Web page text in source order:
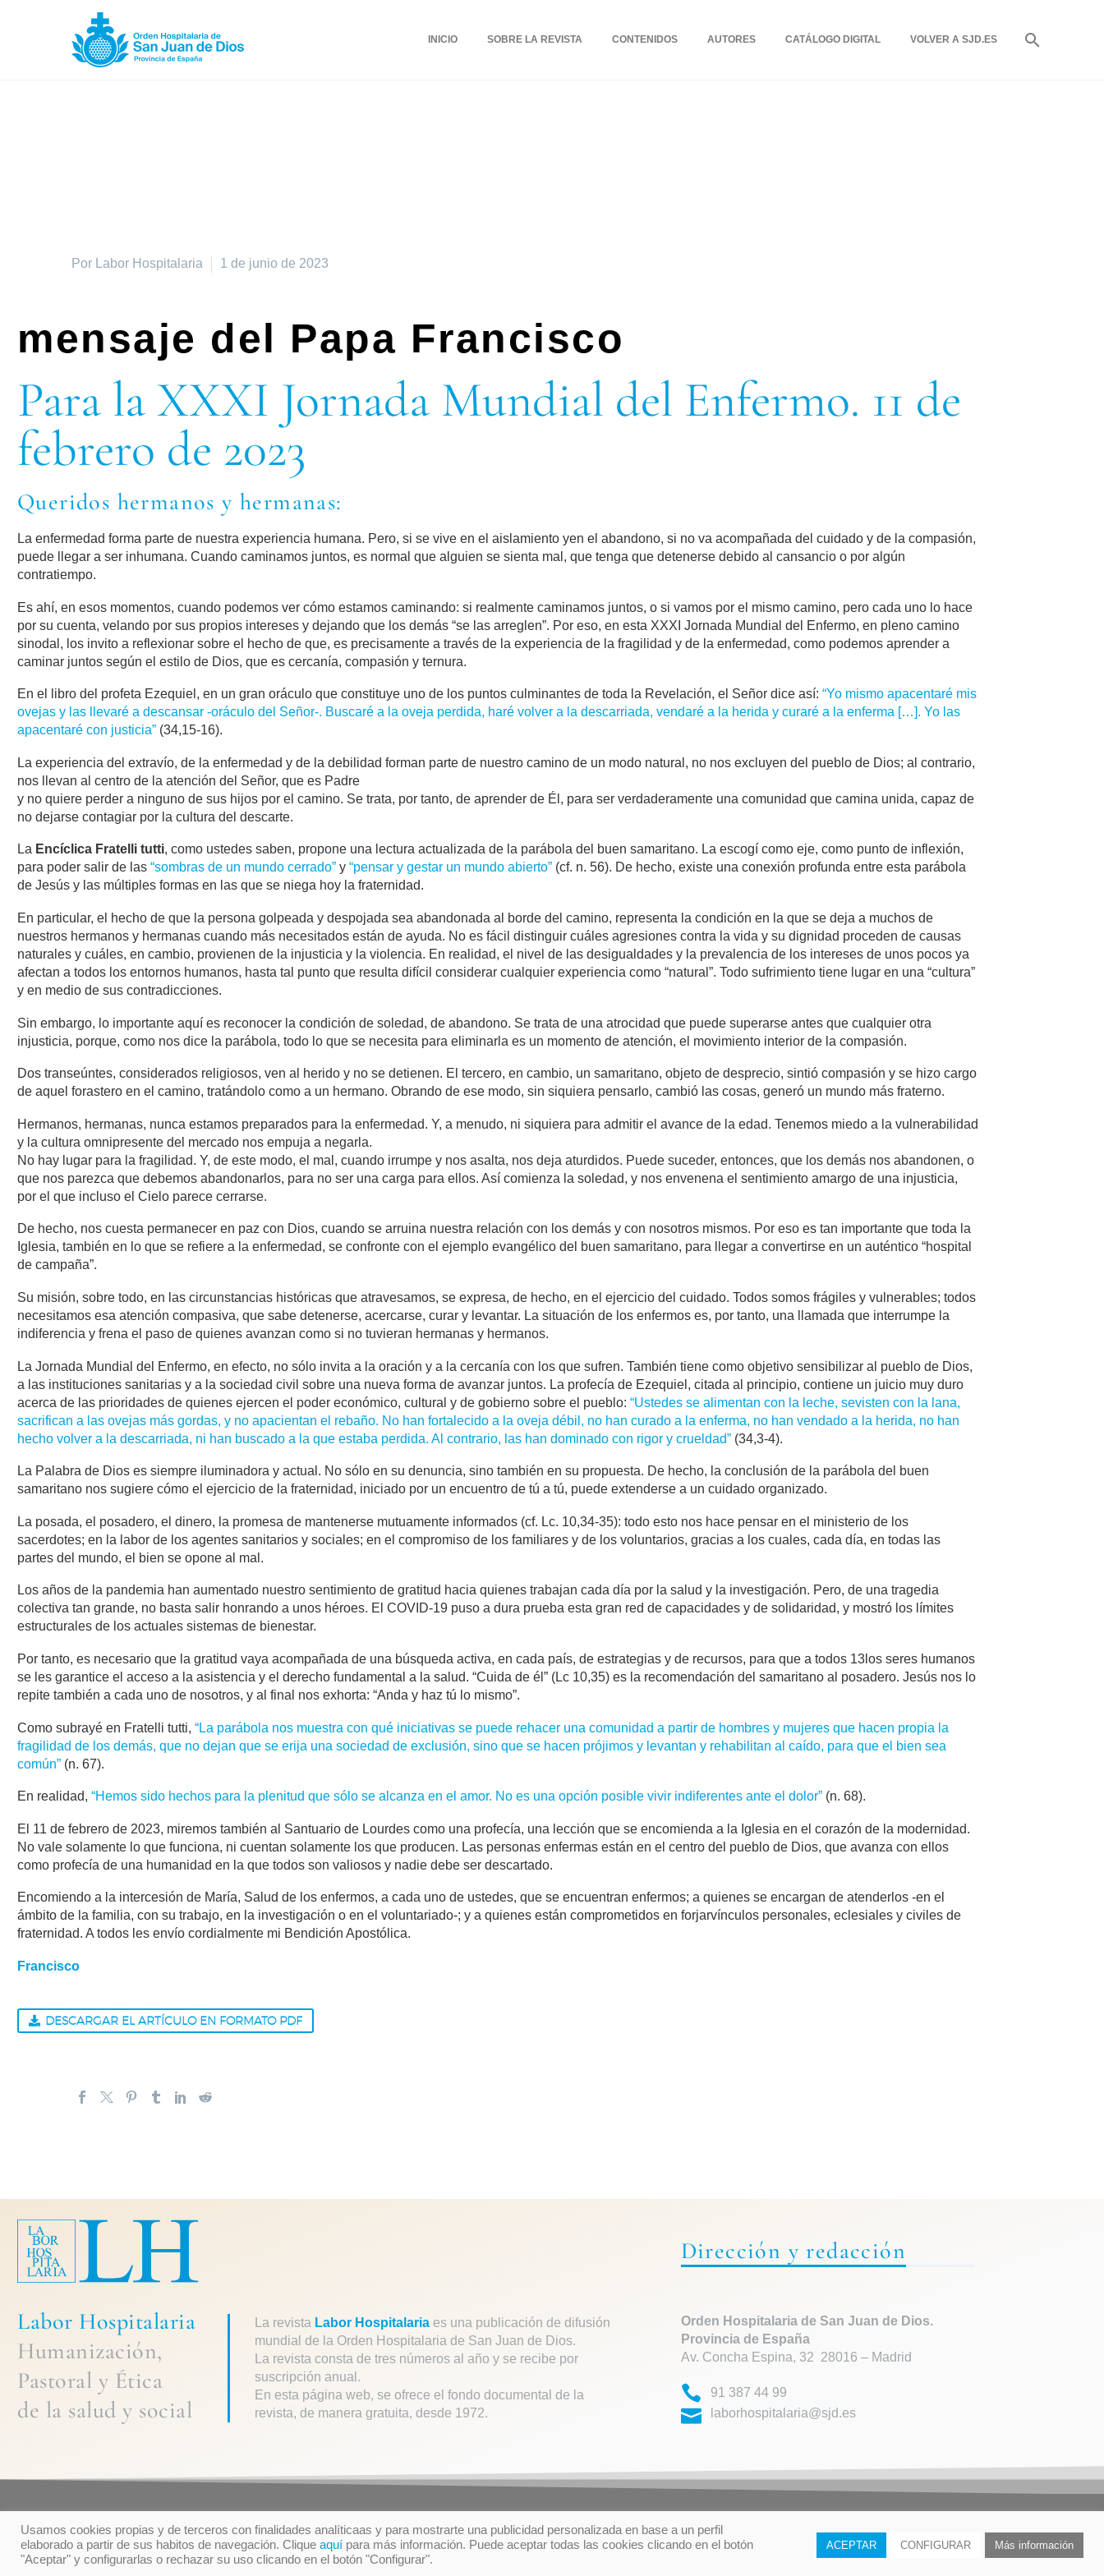
INICIO SOBRE LA REVISTA CONTENIDOS AUTORES CATÁLOGO DIGITAL VOLVER A SJD.ES
Por Labor Hospitalaria 1 de junio de 2023
mensaje del Papa Francisco
Para la XXXI Jornada Mundial del Enfermo. 11 de
febrero de 2023
Queridos hermanos y hermanas:
La enfermedad forma parte de nuestra experiencia humana. Pero, si se vive en el aislamiento yen el abandono, si no va acompañada del cuidado y de la compasión,
puede llegar a ser inhumana. Cuando caminamos juntos, es normal que alguien se sienta mal, que tenga que detenerse debido al cansancio o por algún
contratiempo.
Es ahí, en esos momentos, cuando podemos ver cómo estamos caminando: si realmente caminamos juntos, o si vamos por el mismo camino, pero cada uno lo hace
por su cuenta, velando por sus propios intereses y dejando que los demás “se las arreglen”. Por eso, en esta XXXI Jornada Mundial del Enfermo, en pleno camino
sinodal, los invito a reflexionar sobre el hecho de que, es precisamente a través de la experiencia de la fragilidad y de la enfermedad, como podemos aprender a
caminar juntos según el estilo de Dios, que es cercanía, compasión y ternura.
En el libro del profeta Ezequiel, en un gran oráculo que constituye uno de los puntos culminantes de toda la Revelación, el Señor dice así: “Yo mismo apacentaré mis
ovejas y las llevaré a descansar -oráculo del Señor-. Buscaré a la oveja perdida, haré volver a la descarriada, vendaré a la herida y curaré a la enferma […]. Yo las
apacentaré con justicia” (34,15-16).
La experiencia del extravío, de la enfermedad y de la debilidad forman parte de nuestro camino de un modo natural, no nos excluyen del pueblo de Dios; al contrario,
nos llevan al centro de la atención del Señor, que es Padre
y no quiere perder a ninguno de sus hijos por el camino. Se trata, por tanto, de aprender de Él, para ser verdaderamente una comunidad que camina unida, capaz de
no dejarse contagiar por la cultura del descarte.
La Encíclica Fratelli tutti, como ustedes saben, propone una lectura actualizada de la parábola del buen samaritano. La escogí como eje, como punto de inflexión,
para poder salir de las “sombras de un mundo cerrado” y “pensar y gestar un mundo abierto” (cf. n. 56). De hecho, existe una conexión profunda entre esta parábola
de Jesús y las múltiples formas en las que se niega hoy la fraternidad.
En particular, el hecho de que la persona golpeada y despojada sea abandonada al borde del camino, representa la condición en la que se deja a muchos de
nuestros hermanos y hermanas cuando más necesitados están de ayuda. No es fácil distinguir cuáles agresiones contra la vida y su dignidad proceden de causas
naturales y cuáles, en cambio, provienen de la injusticia y la violencia. En realidad, el nivel de las desigualdades y la prevalencia de los intereses de unos pocos ya
afectan a todos los entornos humanos, hasta tal punto que resulta difícil considerar cualquier experiencia como “natural”. Todo sufrimiento tiene lugar en una “cultura”
y en medio de sus contradicciones.
Sin embargo, lo importante aquí es reconocer la condición de soledad, de abandono. Se trata de una atrocidad que puede superarse antes que cualquier otra
injusticia, porque, como nos dice la parábola, todo lo que se necesita para eliminarla es un momento de atención, el movimiento interior de la compasión.
Dos transeúntes, considerados religiosos, ven al herido y no se detienen. El tercero, en cambio, un samaritano, objeto de desprecio, sintió compasión y se hizo cargo
de aquel forastero en el camino, tratándolo como a un hermano. Obrando de ese modo, sin siquiera pensarlo, cambió las cosas, generó un mundo más fraterno.
Hermanos, hermanas, nunca estamos preparados para la enfermedad. Y, a menudo, ni siquiera para admitir el avance de la edad. Tenemos miedo a la vulnerabilidad
y la cultura omnipresente del mercado nos empuja a negarla.
No hay lugar para la fragilidad. Y, de este modo, el mal, cuando irrumpe y nos asalta, nos deja aturdidos. Puede suceder, entonces, que los demás nos abandonen, o
que nos parezca que debemos abandonarlos, para no ser una carga para ellos. Así comienza la soledad, y nos envenena el sentimiento amargo de una injusticia,
por el que incluso el Cielo parece cerrarse.
De hecho, nos cuesta permanecer en paz con Dios, cuando se arruina nuestra relación con los demás y con nosotros mismos. Por eso es tan importante que toda la
Iglesia, también en lo que se refiere a la enfermedad, se confronte con el ejemplo evangélico del buen samaritano, para llegar a convertirse en un auténtico “hospital
de campaña”.
Su misión, sobre todo, en las circunstancias históricas que atravesamos, se expresa, de hecho, en el ejercicio del cuidado. Todos somos frágiles y vulnerables; todos
necesitamos esa atención compasiva, que sabe detenerse, acercarse, curar y levantar. La situación de los enfermos es, por tanto, una llamada que interrumpe la
indiferencia y frena el paso de quienes avanzan como si no tuvieran hermanas y hermanos.
La Jornada Mundial del Enfermo, en efecto, no sólo invita a la oración y a la cercanía con los que sufren. También tiene como objetivo sensibilizar al pueblo de Dios,
a las instituciones sanitarias y a la sociedad civil sobre una nueva forma de avanzar juntos. La profecía de Ezequiel, citada al principio, contiene un juicio muy duro
acerca de las prioridades de quienes ejercen el poder económico, cultural y de gobierno sobre el pueblo: “Ustedes se alimentan con la leche, sevisten con la lana,
sacrifican a las ovejas más gordas, y no apacientan el rebaño. No han fortalecido a la oveja débil, no han curado a la enferma, no han vendado a la herida, no han
hecho volver a la descarriada, ni han buscado a la que estaba perdida. Al contrario, las han dominado con rigor y crueldad” (34,3-4).
La Palabra de Dios es siempre iluminadora y actual. No sólo en su denuncia, sino también en su propuesta. De hecho, la conclusión de la parábola del buen
samaritano nos sugiere cómo el ejercicio de la fraternidad, iniciado por un encuentro de tú a tú, puede extenderse a un cuidado organizado.
La posada, el posadero, el dinero, la promesa de mantenerse mutuamente informados (cf. Lc. 10,34-35): todo esto nos hace pensar en el ministerio de los
sacerdotes; en la labor de los agentes sanitarios y sociales; en el compromiso de los familiares y de los voluntarios, gracias a los cuales, cada día, en todas las
partes del mundo, el bien se opone al mal.
Los años de la pandemia han aumentado nuestro sentimiento de gratitud hacia quienes trabajan cada día por la salud y la investigación. Pero, de una tragedia
colectiva tan grande, no basta salir honrando a unos héroes. El COVID-19 puso a dura prueba esta gran red de capacidades y de solidaridad, y mostró los límites
estructurales de los actuales sistemas de bienestar.
Por tanto, es necesario que la gratitud vaya acompañada de una búsqueda activa, en cada país, de estrategias y de recursos, para que a todos 13los seres humanos
se les garantice el acceso a la asistencia y el derecho fundamental a la salud. “Cuida de él” (Lc 10,35) es la recomendación del samaritano al posadero. Jesús nos lo
repite también a cada uno de nosotros, y al final nos exhorta: “Anda y haz tú lo mismo”.
Como subrayé en Fratelli tutti, “La parábola nos muestra con qué iniciativas se puede rehacer una comunidad a partir de hombres y mujeres que hacen propia la
fragilidad de los demás, que no dejan que se erija una sociedad de exclusión, sino que se hacen prójimos y levantan y rehabilitan al caído, para que el bien sea
común” (n. 67).
En realidad, “Hemos sido hechos para la plenitud que sólo se alcanza en el amor. No es una opción posible vivir indiferentes ante el dolor” (n. 68).
El 11 de febrero de 2023, miremos también al Santuario de Lourdes como una profecía, una lección que se encomienda a la Iglesia en el corazón de la modernidad.
No vale solamente lo que funciona, ni cuentan solamente los que producen. Las personas enfermas están en el centro del pueblo de Dios, que avanza con ellos
como profecía de una humanidad en la que todos son valiosos y nadie debe ser descartado.
Encomiendo a la intercesión de María, Salud de los enfermos, a cada uno de ustedes, que se encuentran enfermos; a quienes se encargan de atenderlos -en el
ámbito de la familia, con su trabajo, en la investigación o en el voluntariado-; y a quienes están comprometidos en forjarvínculos personales, eclesiales y civiles de
fraternidad. A todos les envío cordialmente mi Bendición Apostólica.
Francisco
DESCARGAR EL ARTÍCULO EN FORMATO PDF
Labor Hospitalaria
Humanización,
Pastoral y Ética
de la salud y social
La revista Labor Hospitalariaes una publicación de difusión
mundial de la Orden Hospitalaria de San Juan de Dios.
La revista consta de tres números al año y se recibe por
suscripción anual.
En esta página web, se ofrece el fondo documental de la
revista, de manera gratuita, desde 1972.
Dirección y redacción
Orden Hospitalaria de San Juan de Dios.
Provincia de España
Av. Concha Espina, 32 28016 – Madrid
91 387 44 99
laborhospitalaria@sjd.es
TÉRMINOS DE USO PRIVACIDAD POLÍTICA DE COOKIES
© Orden Hospitalaria San Juan de Diós
Usamos cookies propias y de terceros con finalidades analíticaas y para mostrarte una publicidad personalizada en base a un perfil
elaborado a partir de sus habitos de navegación. Clique aquí para más información. Puede aceptar todas las cookies clicando en el botón
"Aceptar" y configurarlas o rechazar su uso clicando en el botón "Configurar".
ACEPTAR CONFIGURAR Más información